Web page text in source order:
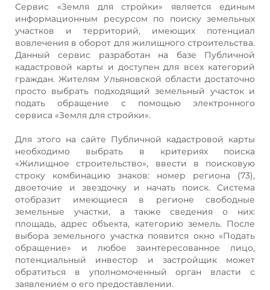
Сервис «Земля для стройки» является единым
информационным ресурсом по поиску земельных
участков и территорий, имеющих потенциал
вовлечения в оборот для жилищного строительства.
Данный сервис разработан на базе Публичной
кадастровой карты и доступен для всех категорий
граждан. Жителям Ульяновской области достаточно
просто выбрать подходящий земельный участок и
подать обращение с помощью электронного
сервиса «Земля для стройки».
Для этого на сайте Публичной кадастровой карты
необходимо выбрать в критериях поиска
«Жилищное строительство», ввести в поисковую
строку комбинацию знаков: номер региона (73),
двоеточие и звездочку и начать поиск. Система
отобразит имеющиеся в регионе свободные
земельные участки, а также сведения о них:
площадь, адрес объекта, категорию земель. После
выбора земельного участка появится окно «Подать
обращение» и любое заинтересованное лицо,
потенциальный инвестор и застройщик может
обратиться в уполномоченный орган власти с
заявлением о его предоставлении.